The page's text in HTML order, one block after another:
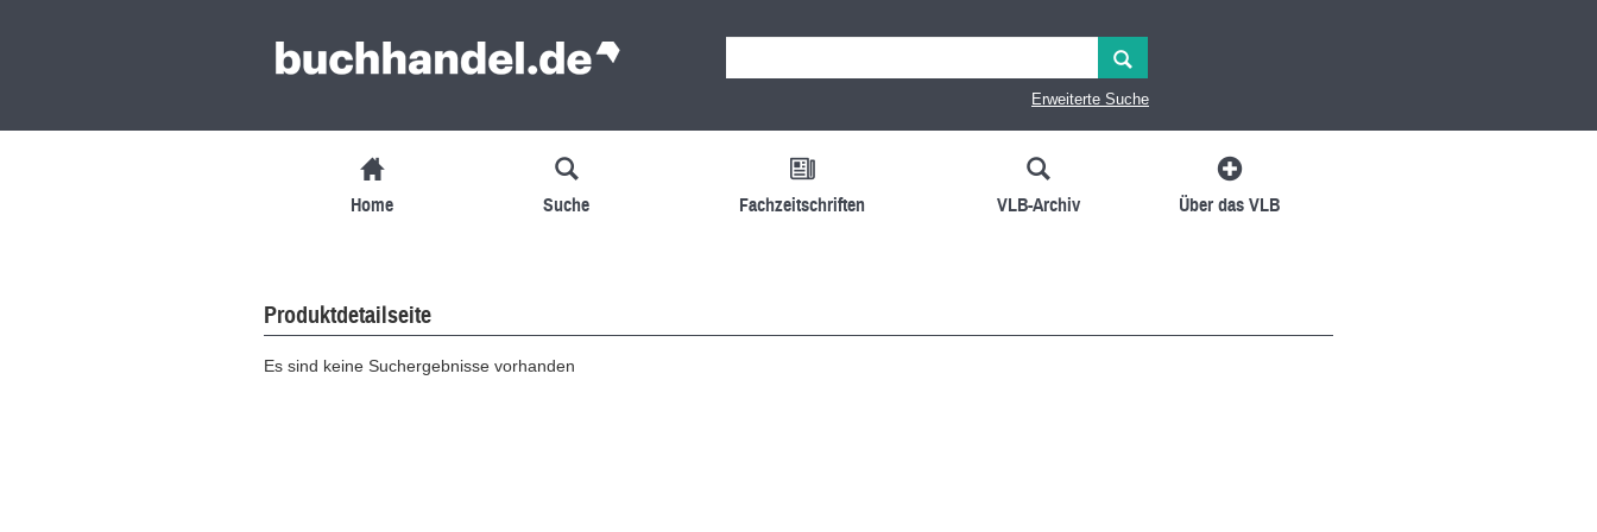
Erweiterte Suche
Home Suche Fachzeitschriften VLB-Archiv Über das VLB
Produktdetailseite
Es sind keine Suchergebnisse vorhanden